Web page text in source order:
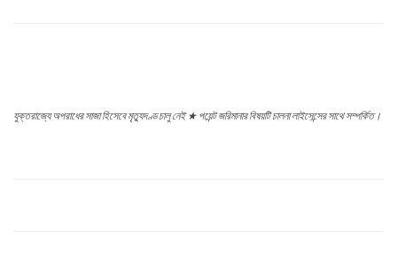
যুক্তরাজ্যে অপরাধের সাজা হিসেবে মৃত্যুদণ্ড চালু নেই ★ পয়েন্ট জরিমানার বিষয়টি চালনা লাইসেন্সের সাথে সম্পর্কিত।